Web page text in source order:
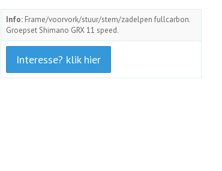
Info:Frame/voorvork/stuur/stem/zadelpen fullcarbon.
Groepset Shimano GRX 11 speed.
Interesse? klik hier